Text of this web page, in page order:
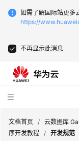
如需了解国际站更多
https://
不再显示此消息
文档首页 / 云数据库
序开发教程 / 开发规范